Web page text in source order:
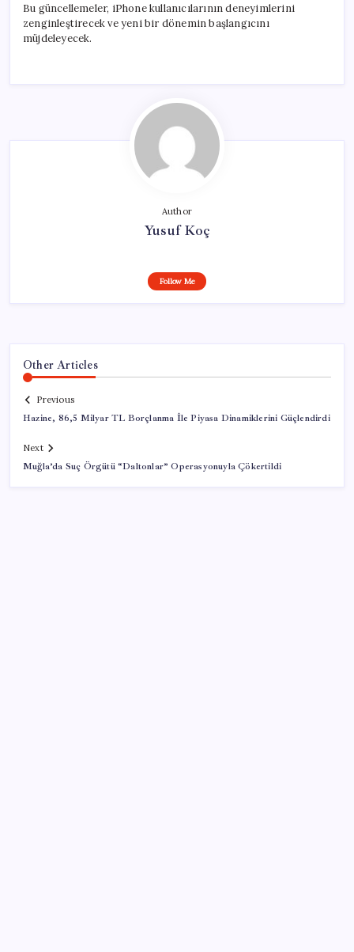
Bu güncellemeler, iPhone kullanıcılarının deneyimlerini
zenginleştirecek ve yeni bir dönemin başlangıcını
müjdeleyecek.
Author
Yusuf Koç
Follow Me
Other Articles
Previous
Hazine, 86,5 Milyar TL Borçlanma İle Piyasa Dinamiklerini Güçlendirdi
Next
Muğla’da Suç Örgütü “Daltonlar” Operasyonuyla Çökertildi